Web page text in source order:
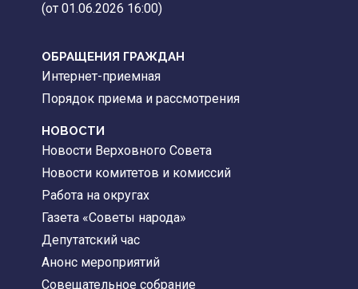
(от 01.06.2026 16:00)
ОБРАЩЕНИЯ ГРАЖДАН
Интернет-приемная
Порядок приема и рассмотрения
НОВОСТИ
Новости Верховного Совета
Новости комитетов и комиссий
Работа на округах
Газета «Советы народа»
Депутатский час
Анонс мероприятий
Совещательное собрание